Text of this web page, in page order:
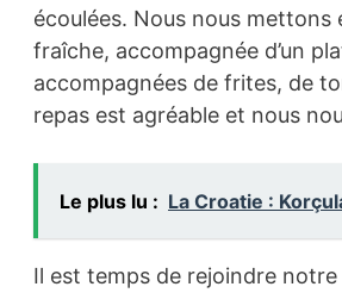
écoulées. Nous nous
fraîche, accompagnée d’un
accompagnées de frites, de
repas est agréable et nous
Le plus lu : La Croatie :
Il est temps de rejoindre